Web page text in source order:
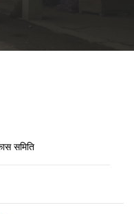
समिति